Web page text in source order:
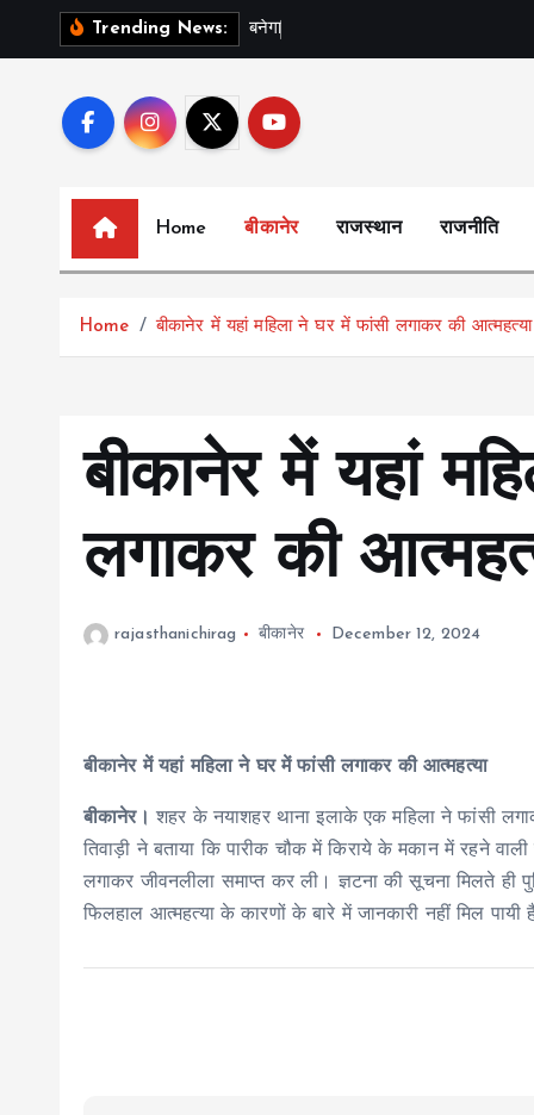
Trending News: बनग
Home बीकानेर राजस्थान राजनीति
Home बीकानेर में यहां महिला ने घर में फांसी लगाकर की आत्महत्या
बीकानेर में यहां
लगाकर की
rajasthanichirag बीकानेर December 12, 2024
बीकानेर में यहां महिला ने घर में फांसी लगाकर की आत्महत्या
बीकानेर।
शहर के नयाशहर थाना इलाके एक महिला ने फांसी
तिवाड़ी ने बताया कि पारीक चौक में किराये के मकान में रहने
लगाकर जीवनलीला समाप्त कर ली। ज्ञटना की सूचना मिलते ही
फिलहाल आत्महत्या के कारणों के बारे में जानकारी नहीं मिल पायी